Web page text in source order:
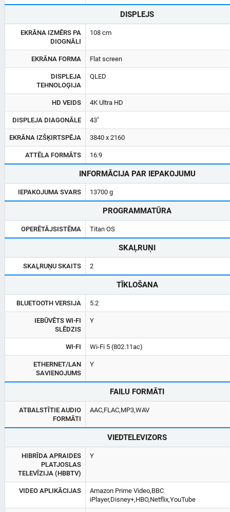
DISPLEJS
EKRĀNA IZMĒRS PA
DIOGNĀLI
108 cm
EKRĀNA FORMA Flat screen
DISPLEJA
TEHNOLOĢIJA
QLED
HD VEIDS 4K Ultra HD
DISPLEJA DIAGONĀLE 43"
EKRĀNA IZŠĶIRTSPĒJA 3840 x 2160
ATTĒLA FORMĀTS 16:9
INFORMĀCIJA PAR IEPAKOJUMU
IEPAKOJUMA SVARS 13700 g
PROGRAMMATŪRA
OPERĒTĀJSISTĒMA Titan OS
SKAĻRUŅI
SKAĻRUŅU SKAITS 2
TĪKLOŠANA
BLUETOOTH VERSIJA 5.2
IEBŪVĒTS WI-FI
SLĒDZIS
Y
WI-FI Wi-Fi 5 (802.11ac)
ETHERNET/LAN
SAVIENOJUMS
Y
FAILU FORMĀTI
ATBALSTĪTIE AUDIO
FORMĀTI
AAC,FLAC,MP3,WAV
VIEDTELEVIZORS
HIBRĪDA APRAIDES
PLATJOSLAS
TELEVĪZIJA (HBBTV)
Y
VIDEO APLIKĀCIJAS
Amazon Prime Video,BBC
iPlayer,Disney+,HBO,Netflix,YouTube